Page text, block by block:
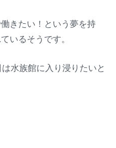
きたい！という夢を持
いるそうです。
水族館に入り浸りたいと